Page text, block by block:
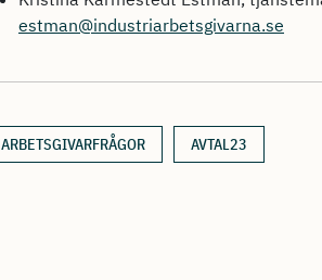
estman@industriarbetsgivarna.se
ARBETSGIVARFRÅGOR AVTAL23